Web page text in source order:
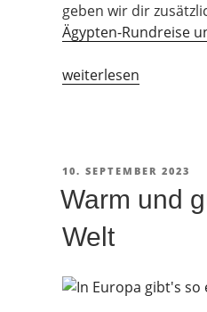
geben wir dir
Ägypten-Rundreise
„Ägypten-
zu
beachten?“
weiterlesen
VERÖFFENTLICHT
10. SEPTEMBER 2023
Warm und
Welt